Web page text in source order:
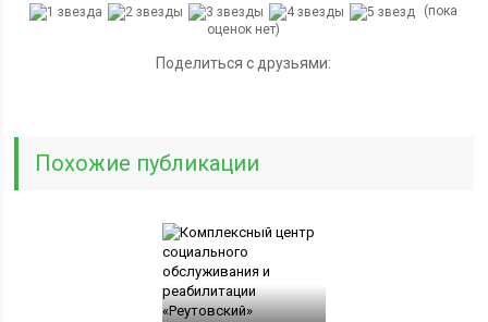
(пока
оценок нет)
Поделиться с друзьями:
Похожие публикации